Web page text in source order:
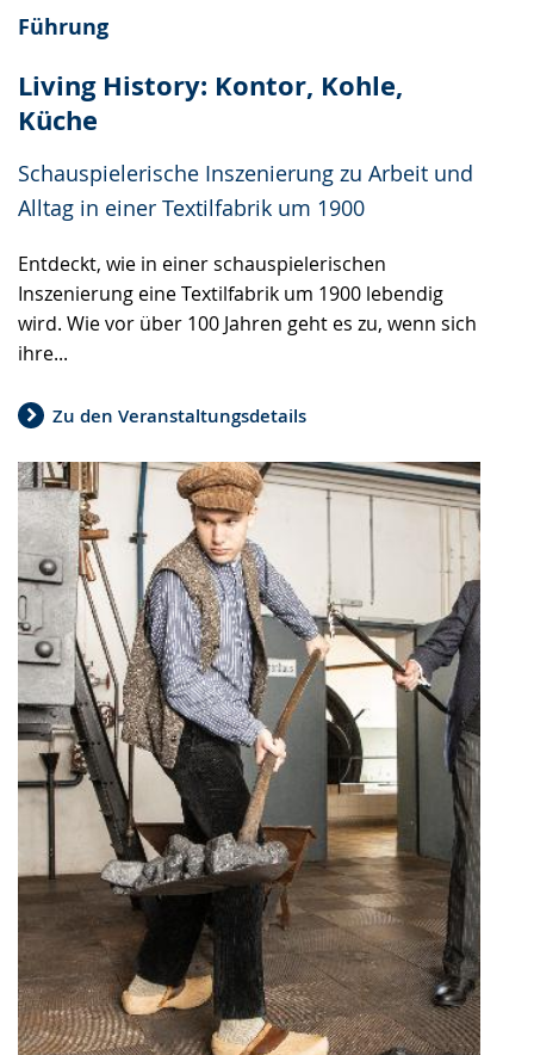
Führung
Living History: Kontor, Kohle,
Küche
Schauspielerische Inszenierung zu Arbeit und
Alltag in einer Textilfabrik um 1900
Entdeckt, wie in einer schauspielerischen
Inszenierung eine Textilfabrik um 1900 lebendig
wird. Wie vor über 100 Jahren geht es zu, wenn sich
ihre...
Zu den Veranstaltungsdetails